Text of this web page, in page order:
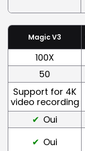
Magic V3
100X
50
Support for 4K
video recording
Oui
Oui